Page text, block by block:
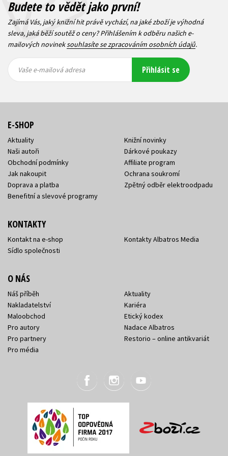
Budete to vědět jako první!
Zajímá Vás, jaký knižní hit právě vychází, na jaké zboží je výhodná
sleva, jaká běží soutěž o ceny? Přihlášením k odběru našich e-
mailových novineksouhlasíte se zpracováním osobních údajů.
mailová
mailová
Vaše e-mailová adresa Přihlásit se
E-SHOP
Aktuality
Naši autoři
Obchodní podmínky
Jak nakoupit
Doprava a platba
Benefitní a slevové programy
Knižní novinky
Dárkové poukazy
Affiliate program
Ochrana soukromí
Zpětný odběr elektroodpadu
KONTAKTY
Kontakt na e-shop
Sídlo společnosti
Kontakty Albatros Media
O NÁS
Náš příběh
Nakladatelství
Maloobchod
Pro autory
Pro partnery
Pro média
Aktuality
Kariéra
Etický kodex
Nadace Albatros
Restorio – online antikvariát